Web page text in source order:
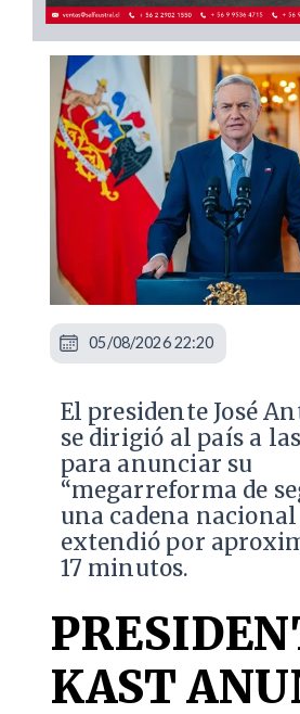
El presidente José
se dirigió al país a
para anunciar su
“megarreforma de
una cadena nacional
extendió por
17 minutos.
KAST
05/08/2026 22:20